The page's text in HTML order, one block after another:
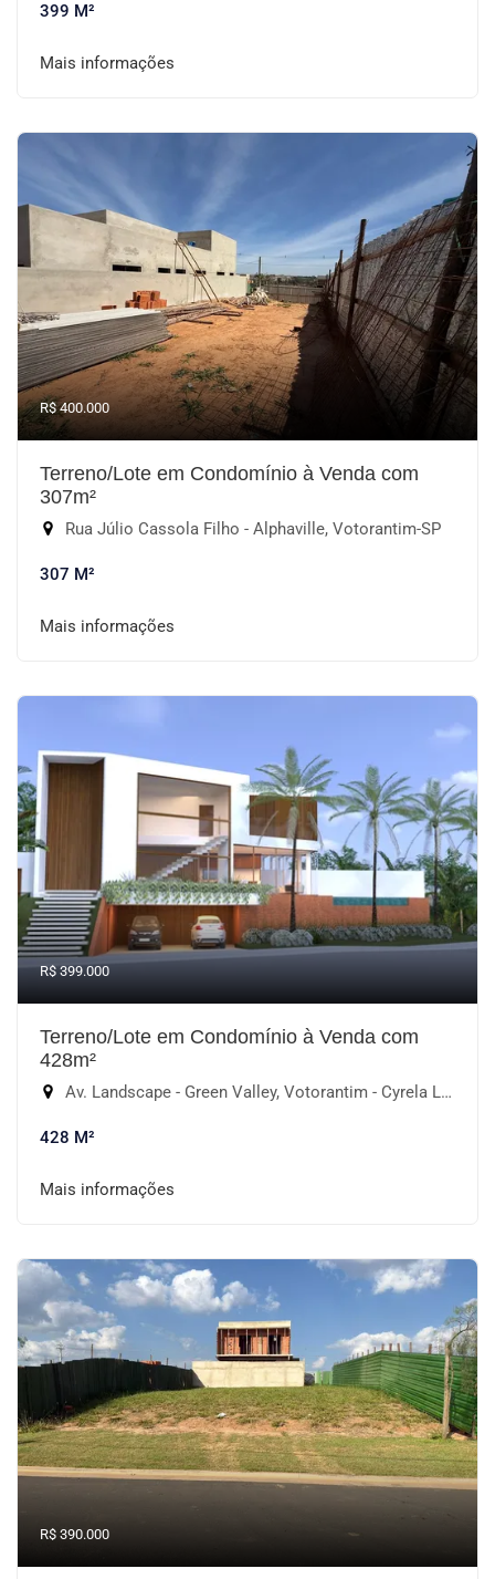
399 M²
Mais informações
R$ 400.000
Terreno/Lote em Condomínio à Venda com
307m²
Rua Júlio Cassola Filho - Alphaville, Votorantim-SP
307 M²
Mais informações
R$ 399.000
Terreno/Lote em Condomínio à Venda com
428m²
Av. Landscape - Green Valley, Votorantim - Cyrela Landscape Esplanada, Votorantim-SP
428 M²
Mais informações
R$ 390.000